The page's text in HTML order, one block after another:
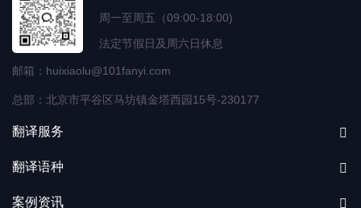
周一至周五（09:00-18:00)
法定节假日及周六日休息
邮箱：huixiaolu@101fanyi.com
总部：北京市平谷区马坊镇金塔西园15号-230177
翻译服务
翻译语种
案例资讯